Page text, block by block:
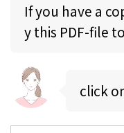
If you have a
y this PDF-file
click